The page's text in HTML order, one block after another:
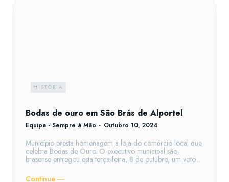
HISTÓRIA
Bodas de ouro em São Brás de Alportel
Equipa - Sempre à Mão - Outubro 10, 2024
Município presta homenagem a loja do comércio local que
celebra Bodas de Ouro. O executivo municipal são-
brasense entregou esta terça-feira, 8 de outubro, um voto...
Continue ―